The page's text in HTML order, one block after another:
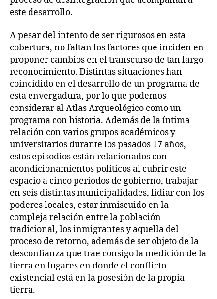
este desarrollo.
A pesar del intento de ser rigurosos en esta
cobertura, no faltan los factores que inciden en
proponer cambios en el transcurso de tan largo
reconocimiento. Distintas situaciones han
coincidido en el desarrollo de un programa de
esta envergadura, por lo que podemos
considerar al Atlas Arqueológico como un
programa con historia. Además de la íntima
relación con varios grupos académicos y
universitarios durante los pasados 17 años,
estos episodios están relacionados con
acondicionamientos políticos al cubrir este
espacio a cinco periodos de gobierno, trabajar
en seis distintas municipalidades, lidiar con los
poderes locales, estar inmiscuido en la
compleja relación entre la población
tradicional, los inmigrantes y aquella del
proceso de retorno, además de ser objeto de la
desconfianza que trae consigo la medición de la
tierra en lugares en donde el conflicto
existencial está en la posesión de la propia
tierra.